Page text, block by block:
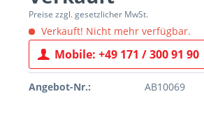
Preise zzgl. gesetzlicher MwSt.
Verkauft! Nicht mehr verfügbar.
Mobile: +49 171 / 300 91 90
Angebot-Nr.: AB10069